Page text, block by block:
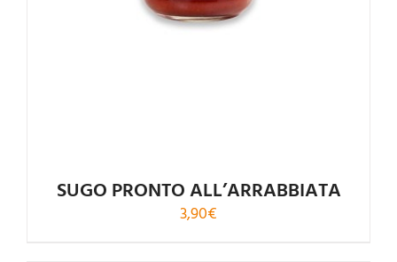
SUGO PRONTO ALL’ARRABBIATA
3,90€